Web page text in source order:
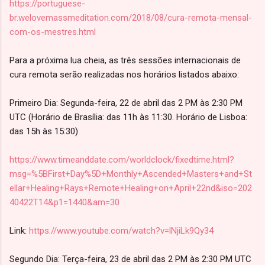
https://portuguese-
br.welovemassmeditation.com/2018/08/cura-remota-mensal-
com-os-mestres.html
Para a próxima lua cheia, as três sessões internacionais de
cura remota serão realizadas nos horários listados abaixo:
Primeiro Dia: Segunda-feira, 22 de abril das 2 PM às 2:30 PM
UTC (Horário de Brasília: das 11h às 11:30. Horário de Lisboa:
das 15h às 15:30)
https://www.timeanddate.com/worldclock/fixedtime.html?
msg=%5BFirst+Day%5D+Monthly+Ascended+Masters+and+St
ellar+Healing+Rays+Remote+Healing+on+April+22nd&iso=202
40422T14&p1=1440&am=30
Link: https://www.youtube.com/watch?v=lNjiLk9Qy34
Segundo Dia: Terça-feira, 23 de abril das 2 PM às 2:30 PM UTC